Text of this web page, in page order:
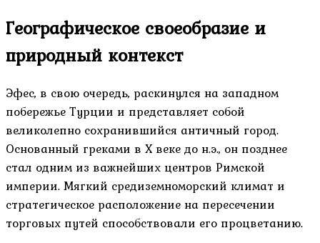
Географическое своеобразие и
природный контекст
Эфес, в свою очередь, раскинулся на западном
побережье Турции и представляет собой
великолепно сохранившийся античный город.
Основанный греками в X веке до н.э., он позднее
стал одним из важнейших центров Римской
империи. Мягкий средиземноморский климат и
стратегическое расположение на пересечении
торговых путей способствовали его процветанию.